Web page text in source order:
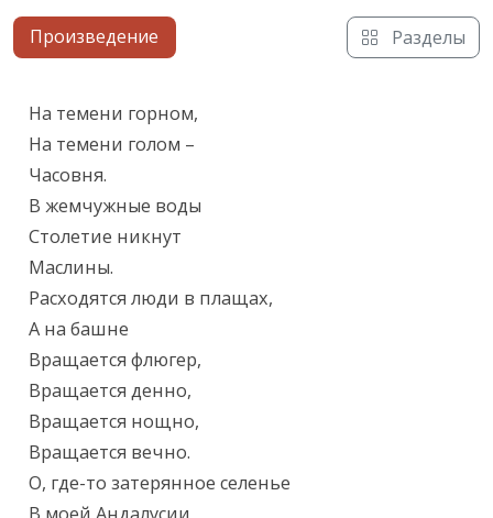
Произведение Разделы
Текст произведения
На темени горном,
На темени голом –
Часовня.
В жемчужные воды
Столетие никнут
Маслины.
Расходятся люди в плащах,
А на башне
Вращается флюгер,
Вращается денно,
Вращается нощно,
Вращается вечно.
О, где-то затерянное селенье